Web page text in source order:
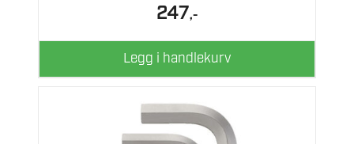
247,-
Legg i handlekurv